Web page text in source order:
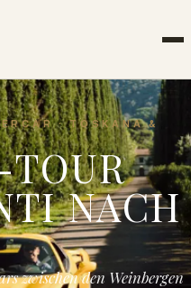
· TOSKANA &
TOUR
NACH
zwischen den Weinbergen